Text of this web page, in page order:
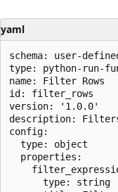
yaml
schema: user-
type: python-run-
name: Filter Rows
id: filter_rows
version: '1.0.0'
description: Filters
config:
  type: object
  properties:
      type: string